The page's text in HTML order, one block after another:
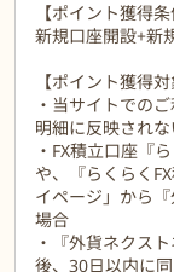
【ポイント獲得条
新規口座開設+新
【ポイント獲得対
・当サイトでの
明細に反映され
・FX積立口座『
や、『らくらく
イページ」から
場合
・『外貨ネクス
後、30日以内に